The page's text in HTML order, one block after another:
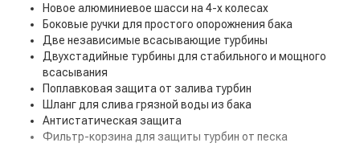
Новое алюминиевое шасси на 4-х колесах
Боковые ручки для простого опорожнения бака
Две независимые всасывающие турбины
Двухстадийные турбины для стабильного и мощного
всасывания
Поплавковая защита от залива турбин
Шланг для слива грязной воды из бака
Антистатическая защита
Фильтр-корзина для защиты турбин от песка